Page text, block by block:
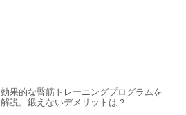
効果的な臀筋トレーニングプログラムを
解説。鍛えないデメリットは？